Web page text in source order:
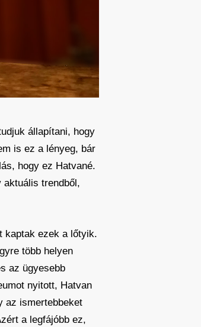
állapítani, hogy
is ez a lényeg, bár
hogy ez Hatvané.
trendből,
kaptak ezek a lőtyik.
több helyen
az ügyesebb
nyitott, Hatvan
az ismertebbeket
a legfájóbb ez,